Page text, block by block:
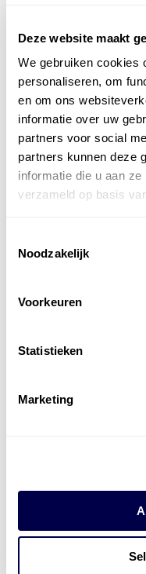
Deze website maakt
We gebruiken cookies
personaliseren, om
en om ons
informatie over uw
partners voor social
partners kunnen deze
informatie die u aan
verzameld op basis
Noodzakelijk
Voorkeuren
Statistieken
Marketing
Officieel
voor alle sectoren
Welke olie heb
Alle producten
Referenties
laadpassen